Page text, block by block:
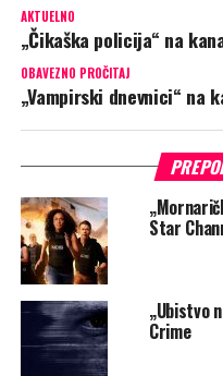
AKTUELNO
„Čikaška policija“ na
OBAVEZNO PROČITAJ
„Vampirski dnevnici“ na
Star
„Ubistvo
Crime